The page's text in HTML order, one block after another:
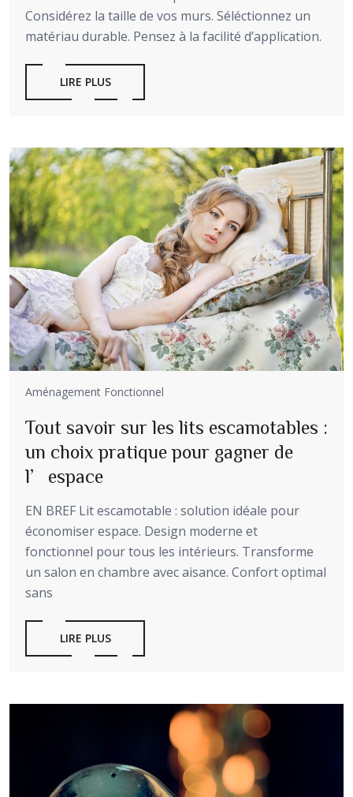
Considérez la taille de vos murs. Séléctionnez un
matériau durable. Pensez à la facilité d’application.
LIRE PLUS
Aménagement Fonctionnel
Tout savoir sur les lits escamotables :
un choix pratique pour gagner de
l’espace
EN BREF Lit escamotable : solution idéale pour
économiser espace. Design moderne et
fonctionnel pour tous les intérieurs. Transforme
un salon en chambre avec aisance. Confort optimal
sans
LIRE PLUS